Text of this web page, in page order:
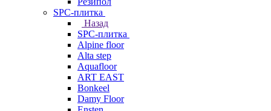
SPC-плитка
Назад
SPC-плитка
Alpine floor
Alta step
Aquafloor
ART EAST
Bonkeel
Damy Floor